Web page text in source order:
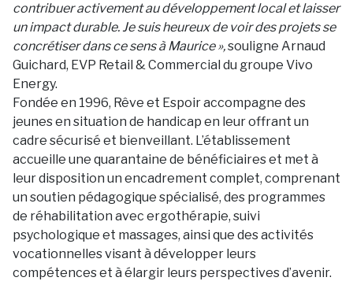
contribuer activement au développement local et laisser
un impact durable. Je suis heureux de voir des projets se
concrétiser dans ce sens à Maurice »,souligne Arnaud
Guichard, EVP Retail & Commercial du groupe Vivo
Energy.
Fondée en 1996, Rêve et Espoir accompagne des
jeunes en situation de handicap en leur offrant un
cadre sécurisé et bienveillant. L’établissement
accueille une quarantaine de bénéficiaires et met à
leur disposition un encadrement complet, comprenant
un soutien pédagogique spécialisé, des programmes
de réhabilitation avec ergothérapie, suivi
psychologique et massages, ainsi que des activités
vocationnelles visant à développer leurs
compétences et à élargir leurs perspectives d’avenir.